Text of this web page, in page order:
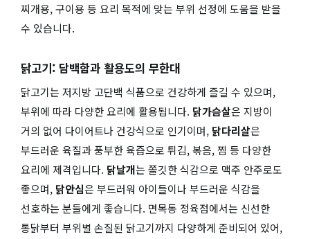
찌개용, 구이용 등 요리 목적에 맞는 부위 선정에 도움을 받을
수 있습니다.
닭고기: 담백함과 활용도의 무한대
닭고기는 저지방 고단백 식품으로 건강하게 즐길 수 있으며,
부위에 따라 다양한 요리에 활용됩니다. 닭가슴살은 지방이
거의 없어 다이어트나 건강식으로 인기이며, 닭다리살은
부드러운 육질과 풍부한 육즙으로 튀김, 볶음, 찜 등 다양한
요리에 제격입니다. 닭날개는 쫄깃한 식감으로 맥주 안주로도
좋으며, 닭안심은 부드러워 아이들이나 부드러운 식감을
선호하는 분들에게 좋습니다. 면목동 정육점에서는 신선한
통닭부터 부위별 손질된 닭고기까지 다양하게 준비되어 있어,